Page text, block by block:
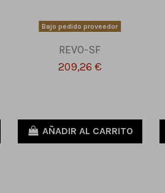
Bajo pedido proveedor
REVO-SF
209,26 €
AÑADIR AL CARRITO